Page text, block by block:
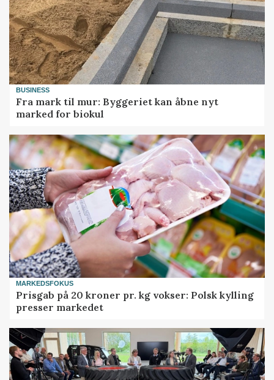
BUSINESS
Fra mark til mur: Byggeriet kan åbne nyt
marked for biokul
MARKEDSFOKUS
Prisgab på 20 kroner pr. kg vokser: Polsk kylling
presser markedet